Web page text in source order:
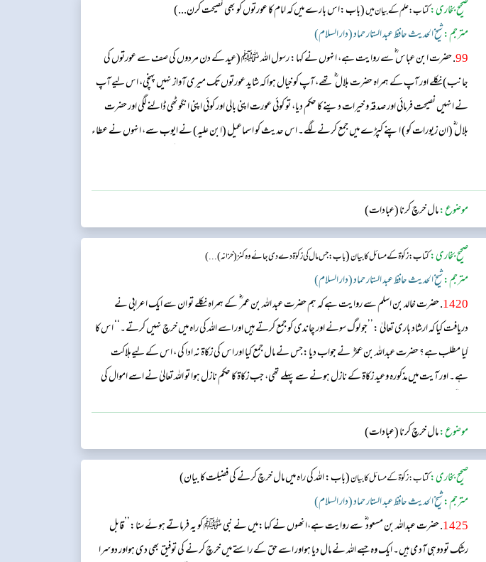
صحیح بخاری:کتاب: علم کے بیان میں(باب:اس بارے میں کہ امام کا عورتوں کو بھی نصیحت کرن...)
مترجم:شیخ الحدیث حافظ عبد الستار حماد (دار السلام)
99. حضرت ابن عباس ؓ سے روایت ہے، انہوں نے کہا: رسول اللہ ﷺ (عید کے دن مردوں کی صف سے عورتوں کی
جانب) نکلے اور آپ کے ہمراہ حضرت بلال ؓ تھے، آپ کو خیال ہوا کہ شاید عورتوں تک میری آواز نہیں پہنچی، اس لیے آپ
نے انہیں نصیحت فرمائی اور صدقہ و خیرات دینے کا حکم دیا، تو کوئی عورت اپنی بالی اور کوئی اپنی انگوٹھی ڈالنے لگی اور حضرت
بلال ؓ (ان زیورات کو) اپنے کپڑے میں جمع کرنے لگے۔ اس حدیث کو اسماعیل (ابن علیہ) نے ایوب سے، انہوں نے عطاء
موضوع:مال خرچ کرنا (عبادات)
صحیح بخاری:کتاب: زکوٰۃ کے مسائل کا بیان(باب: جس مال کی زکوٰۃ دے دی جائے وہ کنز (خزانہ) ...)
مترجم:شیخ الحدیث حافظ عبد الستار حماد (دار السلام)
1420 . حضرت خالد بن اسلم سے روایت ہے کہ ہم حضرت عبد اللہ بن عمر ؓ کے ہمراہ نکلے تو ان سے ایک اعرابی نے
دریافت کیا کہ ارشاد باری تعالیٰ :’’جو لوگ سونے اور چاندی کو جمع کرتے ہیں اور اسے اللہ کی راہ میں خرچ نہیں کرتے۔‘‘ اس کا
کیا مطلب ہے؟ حضرت عبداللہ بن عمرؓ نے جواب دیا:جس نے مال جمع کیا اور اس کی زکاۃ نہ ادا کی ، اس کے لیے ہلاکت
ہے۔ اور آیت میں مذکورہ وعید زکاۃ کے نازل ہونے سے پہلے تھی، جب زکاۃ کا حکم نازل ہوا تو اللہ تعالیٰ نے اسے اموال کی
موضوع:مال خرچ کرنا (عبادات)
صحیح بخاری:کتاب: زکوٰۃ کے مسائل کا بیان(باب: اللہ کی راہ میں مال خرچ کرنے کی فضیلت کا بیان)
مترجم:شیخ الحدیث حافظ عبد الستار حماد (دار السلام)
1425 . حضرت عبداللہ بن مسعود ؓ سے روایت ہے،انھوں نے کہا:میں نے نبی ﷺ کو یہ فرماتے ہوئے سنا:’’قابل
رشک تودوہی آدمی ہیں۔ ایک وہ جسے اللہ نے مال دیا ہواور اسے حق کے راستے میں خرچ کرنے کی توفیق بھی دی ہواور دوسرا